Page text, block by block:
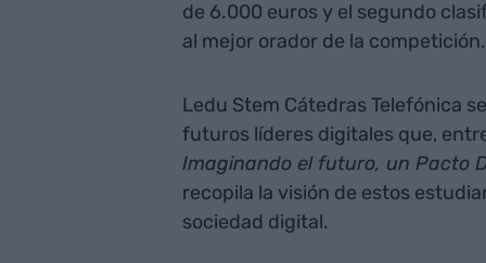
de 6.000 euros y el segundo
al mejor orador de la competición.
Ledu Stem Cátedras Telefónica
futuros líderes digitales que,
Imaginando el futuro, un Pacto
recopila la visión de estos
sociedad digital.